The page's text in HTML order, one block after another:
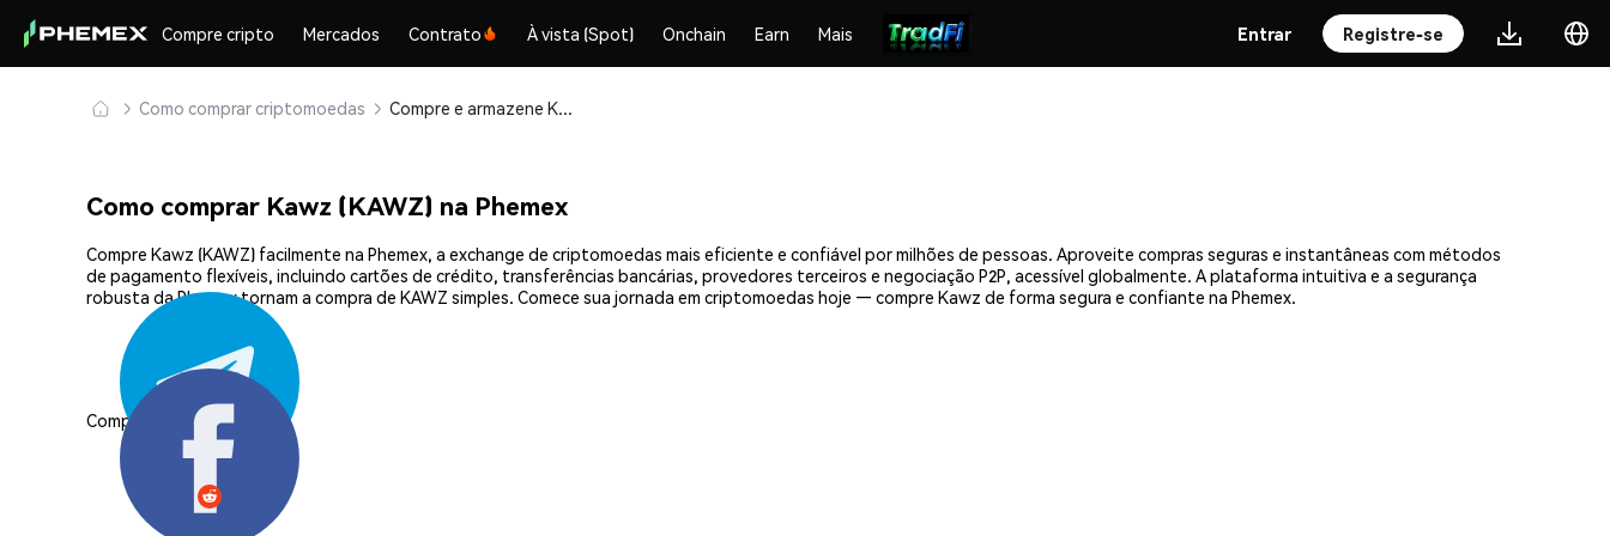
Compre cripto Mercados Contrato À vista (Spot) Onchain Earn Mais Entrar Registre-se
Como comprar criptomoedas Compre e armazene Kawz (KAWZ) com segurança
Como comprar Kawz (KAWZ) na Phemex
Compre Kawz (KAWZ) facilmente na Phemex, a exchange de criptomoedas mais eficiente e confiável por milhões de pessoas. Aproveite compras seguras e instantâneas com métodos
de pagamento flexíveis, incluindo cartões de crédito, transferências bancárias, provedores terceiros e negociação P2P, acessível globalmente. A plataforma intuitiva e a segurança
robusta da Phemex tornam a compra de KAWZ simples. Comece sua jornada em criptomoedas hoje — compre Kawz de forma segura e confiante na Phemex.
Compartilhar: